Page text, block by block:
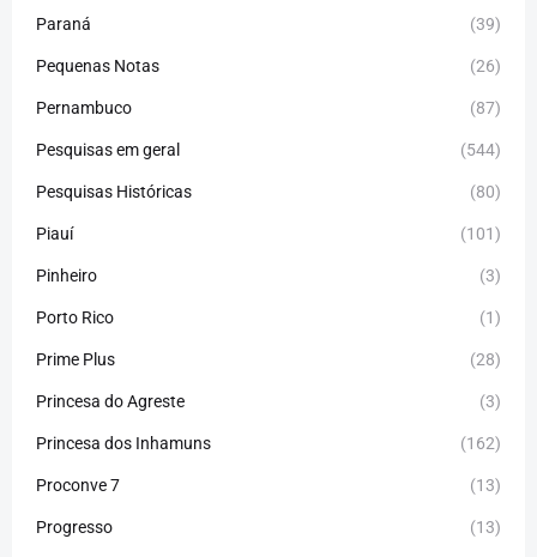
Paraná (39)
Pequenas Notas (26)
Pernambuco (87)
Pesquisas em geral (544)
Pesquisas Históricas (80)
Piauí (101)
Pinheiro (3)
Porto Rico (1)
Prime Plus (28)
Princesa do Agreste (3)
Princesa dos Inhamuns (162)
Proconve 7 (13)
Progresso (13)